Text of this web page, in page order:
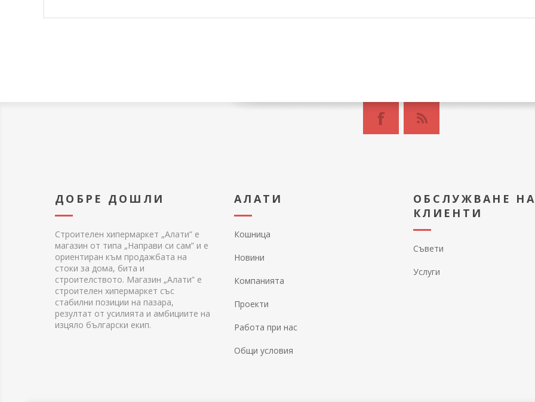
ДОБРЕ ДОШЛИ
Строителен хипермаркет „Алати” е
магазин от типа „Направи си сам” и е
ориентиран към продажбата на
стоки за дома, бита и
строителството. Магазин „Алати” е
строителен хипермаркет със
стабилни позиции на пазара,
резултат от усилията и амбициите на
изцяло български екип.
АЛАТИ
Кошница
Новини
Компанията
Проекти
Работа при нас
Общи условия
ОБСЛУЖВАНЕ НА
КЛИЕНТИ
Съвети
Услуги